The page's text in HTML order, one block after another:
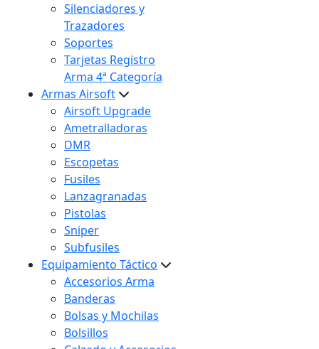
Silenciadores y
Trazadores
Soportes
Tarjetas Registro
Arma 4ª Categoría
Armas Airsoft
Airsoft Upgrade
Ametralladoras
DMR
Escopetas
Fusiles
Lanzagranadas
Pistolas
Sniper
Subfusiles
Equipamiento Táctico
Accesorios Arma
Banderas
Bolsas y Mochilas
Bolsillos